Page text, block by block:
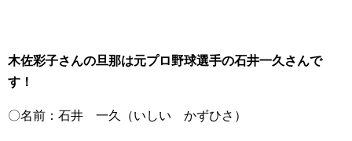
木佐彩子さんの旦那は元プロ野球選手の石井一久さんで
す！
〇名前：石井 一久（いしい かずひさ）